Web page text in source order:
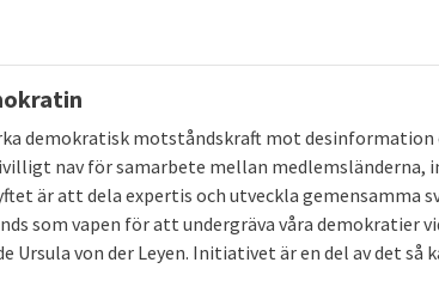
demokratisk motståndskraft mot desinformation
nav för samarbete mellan medlemsländerna,
är att dela expertis och utveckla gemensamma
som vapen för att undergräva våra demokratier
Ursula von der Leyen. Initiativet är en del av det så